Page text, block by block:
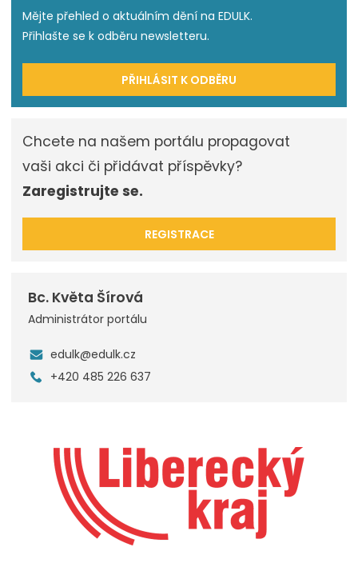
Mějte přehled o aktuálním dění na EDULK.
Přihlašte se k odběru newsletteru.
PŘIHLÁSIT K ODBĚRU
Chcete na našem portálu propagovat
vaši akci či přidávat příspěvky?
Zaregistrujte se.
REGISTRACE
Bc. Květa Šírová
Administrátor portálu
edulk@edulk.cz
+420 485 226 637